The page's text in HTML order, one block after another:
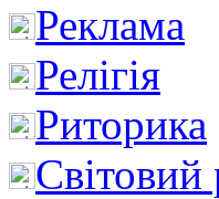
Реклама
Релігія
Риторика
Світовий